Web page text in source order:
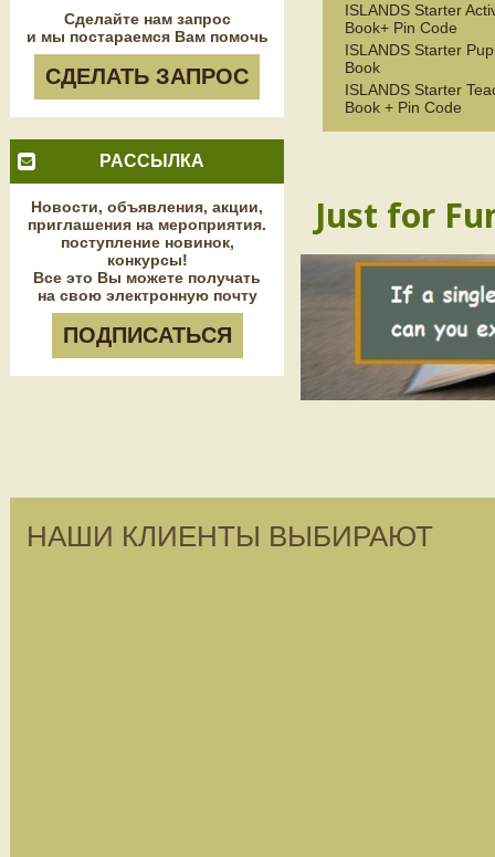
Сделайте нам запрос
и мы постараемся Вам помочь
СДЕЛАТЬ ЗАПРОС
РАССЫЛКА
Новости, объявления, акции,
приглашения на мероприятия.
поступление новинок,
конкурсы!
Все это Вы можете получать
на свою электронную почту
ПОДПИСАТЬСЯ
ISLANDS Starter
Book+ Pin Code
ISLANDS Starter
Book
ISLANDS Starter
Book + Pin Code
Just for
НАШИ КЛИЕНТЫ ВЫБИРАЮТ